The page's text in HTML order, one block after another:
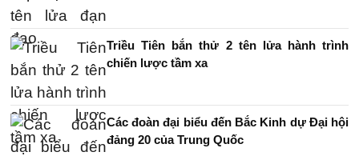
Triều Tiên bắn thử 2 tên lửa hành trình
chiến lược tầm xa
Các đoàn đại biểu đến Bắc Kinh dự Đại hội
đảng 20 của Trung Quốc